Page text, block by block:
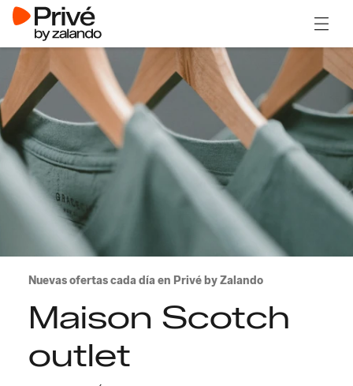
Nuevas ofertas cada día en Privé by Zalando
Maison Scotch
outlet